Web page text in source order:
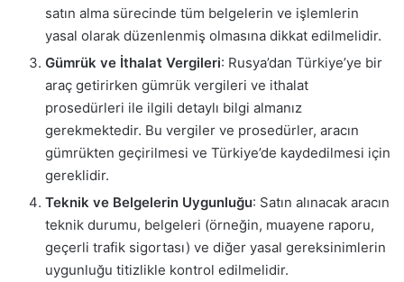
satın alma sürecinde tüm belgelerin ve işlemlerin
yasal olarak düzenlenmiş olmasına dikkat edilmelidir.
Gümrük ve İthalat Vergileri: Rusya’dan Türkiye’ye bir
araç getirirken gümrük vergileri ve ithalat
prosedürleri ile ilgili detaylı bilgi almanız
gerekmektedir. Bu vergiler ve prosedürler, aracın
gümrükten geçirilmesi ve Türkiye’de kaydedilmesi için
gereklidir.
Teknik ve Belgelerin Uygunluğu: Satın alınacak aracın
teknik durumu, belgeleri (örneğin, muayene raporu,
geçerli trafik sigortası) ve diğer yasal gereksinimlerin
uygunluğu titizlikle kontrol edilmelidir.